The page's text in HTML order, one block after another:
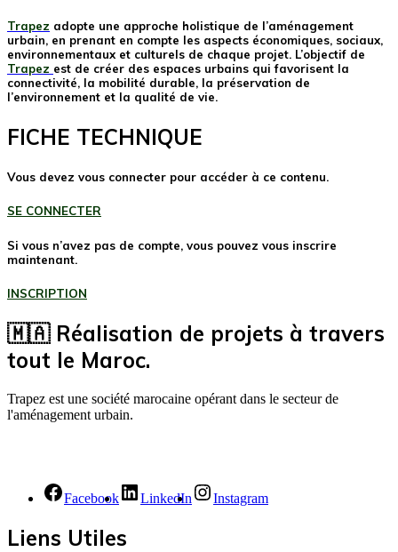
Trapez adopte une approche holistique de l’aménagement
urbain, en prenant en compte les aspects économiques, sociaux,
environnementaux et culturels de chaque projet. L’objectif de
Trapez est de créer des espaces urbains qui favorisent la
connectivité, la mobilité durable, la préservation de
l’environnement et la qualité de vie.
FICHE TECHNIQUE
Vous devez vous connecter pour accéder à ce contenu.
SE CONNECTER
Si vous n’avez pas de compte, vous pouvez vous inscrire
maintenant.
INSCRIPTION
🇲🇦 Réalisation de projets à travers
tout le Maroc.
Trapez est une société marocaine opérant dans le secteur de
l'aménagement urbain.
Facebook LinkedIn Instagram
Liens Utiles